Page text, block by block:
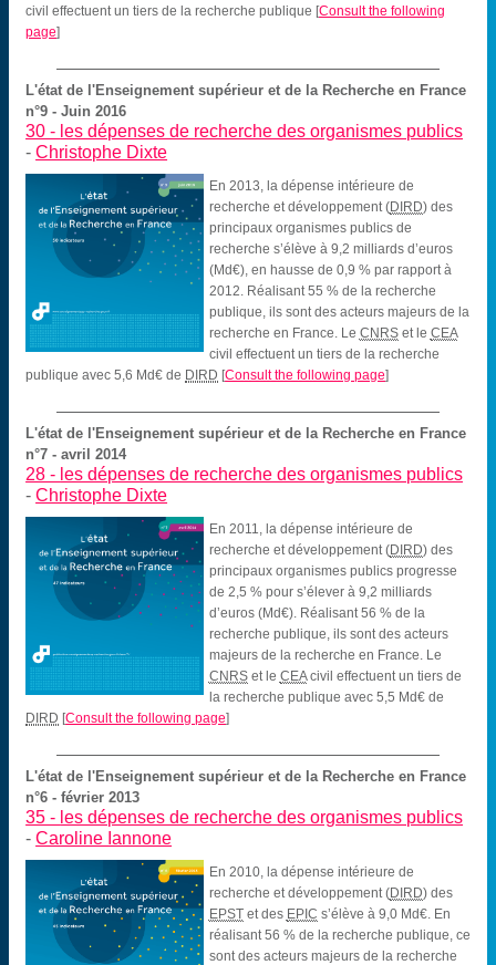
civil effectuent un tiers de la recherche publique [Consult the following
page]
L'état de l'Enseignement supérieur et de la Recherche en France
n°9 - Juin 2016
30 - les dépenses de recherche des organismes publics
-Christophe Dixte
En 2013, la dépense intérieure de
recherche et développement (DIRD) des
principaux organismes publics de
recherche s’élève à 9,2 milliards d’euros
(Md€), en hausse de 0,9 % par rapport à
2012. Réalisant 55 % de la recherche
publique, ils sont des acteurs majeurs de la
recherche en France. Le CNRSet le CEA
civil effectuent un tiers de la recherche
publique avec 5,6 Md€ de DIRD [Consult the following page]
L'état de l'Enseignement supérieur et de la Recherche en France
n°7 - avril 2014
28 - les dépenses de recherche des organismes publics
-Christophe Dixte
En 2011, la dépense intérieure de
recherche et développement (DIRD) des
principaux organismes publics progresse
de 2,5 % pour s’élever à 9,2 milliards
d’euros (Md€). Réalisant 56 % de la
recherche publique, ils sont des acteurs
majeurs de la recherche en France. Le
CNRSet le CEAcivil effectuent un tiers de
la recherche publique avec 5,5 Md€ de
DIRD [Consult the following page]
L'état de l'Enseignement supérieur et de la Recherche en France
n°6 - février 2013
35 - les dépenses de recherche des organismes publics
-Caroline Iannone
En 2010, la dépense intérieure de
recherche et développement (DIRD) des
EPSTet des EPIC s’élève à 9,0 Md€. En
réalisant 56 % de la recherche publique, ce
sont des acteurs majeurs de la recherche